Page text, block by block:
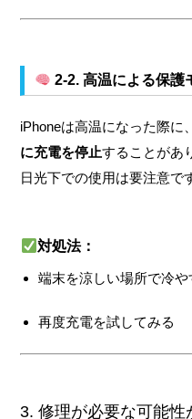
2-2. 高温による保護
iPhoneは高温になった際に
に充電を停止することがあ
日光下での使用は要注意で
対処法：
端末を涼しい場所で冷や
再度充電を試してみる
3. 修理が必要な可能性